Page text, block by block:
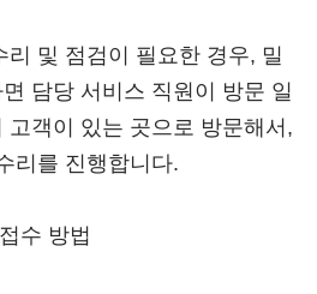
및 점검이 필요한 경우, 밀
담당 서비스 직원이 방문 일
고객이 있는 곳으로 방문해서,
리를 진행합니다.
수 방법